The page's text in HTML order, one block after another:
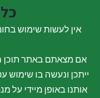
אין לעשות שימוש
אם מצאתם באתר תוכן
אותנו באופן מיידי על